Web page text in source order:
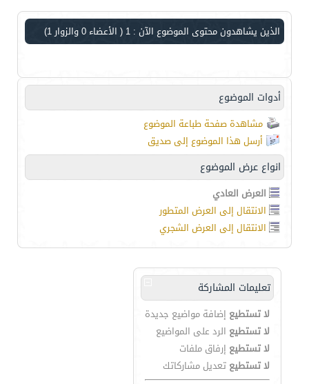
الذين يشاهدون محتوى الموضوع الآن : 1 ( الأعضاء 0 والزوار 1)
أدوات الموضوع
مشاهدة صفحة طباعة الموضوع
أرسل هذا الموضوع إلى صديق
انواع عرض الموضوع
العرض العادي
الانتقال إلى العرض المتطور
الانتقال إلى العرض الشجري
تعليمات المشاركة
لا تستطيع إضافة مواضيع جديدة
لا تستطيع الرد على المواضيع
لا تستطيع إرفاق ملفات
لا تستطيع تعديل مشاركاتك